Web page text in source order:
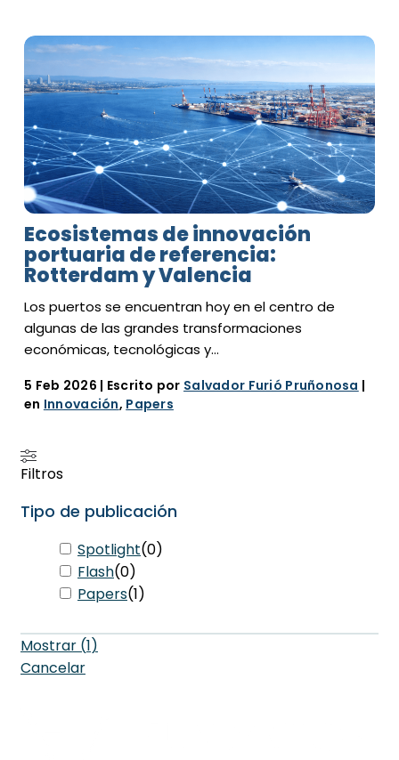
Filtros
Tipo de publicación
Spotlight(0)
Flash(0)
Papers(1)
Mostrar (1)
Cancelar
Ecosistemas de innovación
portuaria de referencia:
Rotterdam y Valencia
Los puertos se encuentran hoy en el centro de
algunas de las grandes transformaciones
económicas, tecnológicas y…
5 Feb 2026 | Escrito por Salvador Furió Pruñonosa |
en Innovación, Papers